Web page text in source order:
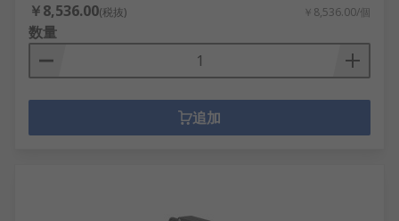
￥8,536.00(税抜) ￥8,536.00/個
数量
追加